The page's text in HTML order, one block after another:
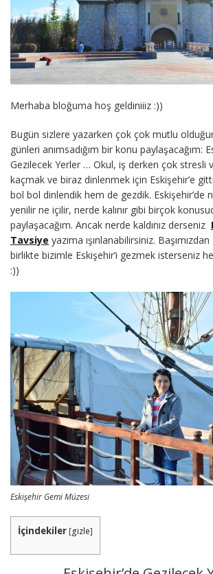
Merhaba bloğuma hoş geldiniiiz :))
Bugün sizlere yazarken çok çok mutlu
günleri anımsadığım bir konu paylaşacağım:
Gezilecek Yerler … Okul, iş derken çok stresli
kaçmak ve biraz dinlenmek için Eskişehir’e
bol bol dinlendik hem de gezdik. Eskişehir’de
yenilir ne içilir, nerde kalınır gibi birçok
paylaşacağım. Ancak nerde kaldınız derseniz
Tavsiye yazıma ışınlanabilirsiniz.
birlikte bizimle Eskişehir’i gezmek isterseniz
:))
Eskişehir Gemi Müzesi
İçindekiler [gizle]